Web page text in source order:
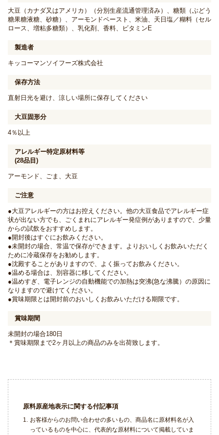
大豆（カナダ又はアメリカ）（分別生産流通管理済み）、糖類（ぶどう
糖果糖液糖、砂糖）、アーモンドペースト、米油、天日塩／糊料（セル
ロース、増粘多糖類）、乳化剤、香料、ビタミンE
製造者
キッコーマンソイフーズ株式会社
保存方法
直射日光を避け、涼しい場所に保存してください
大豆固形分
4％以上
アレルギー特定原材料等
(28品目)
アーモンド、ごま、大豆
ご注意
●大豆アレルギーの方はお控えください。他の大豆食品でアレルギー症
状が出ない方でも、ごくまれにアレルギー発症例がありますので、少量
からの試飲をおすすめします。
●開封後はすぐにお飲みください。
●未開封の場合、常温で保存ができます。よりおいしくお飲みいただく
ために冷蔵保存をお勧めします。
●沈殿することがありますので、よく振ってお飲みください。
●温める場合は、別容器に移してください。
●温めすぎ、電子レンジの自動機能での加熱は突沸(急な沸騰）の原因に
なりますので避けてください。
●賞味期限とは開封前のおいしくお飲みいただける期限です。
賞味期間
未開封の場合180日
＊賞味期限まで2ヶ月以上の商品のみを出荷致します。
原料原産地表示に関する付記事項
1. お客様からのお問い合わせの多いもの、商品名に原材料名が入
っているものを中心に、代表的な原材料について掲載していま